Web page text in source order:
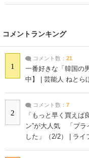
コメントランキング
1
コメント数： 21
一番好きな「韓国の
中】 | 芸能人 ねとら
2
コメント数： 7
「もっと早く買え
ン”が大人気 「プラ
した」（2/2） | ライ